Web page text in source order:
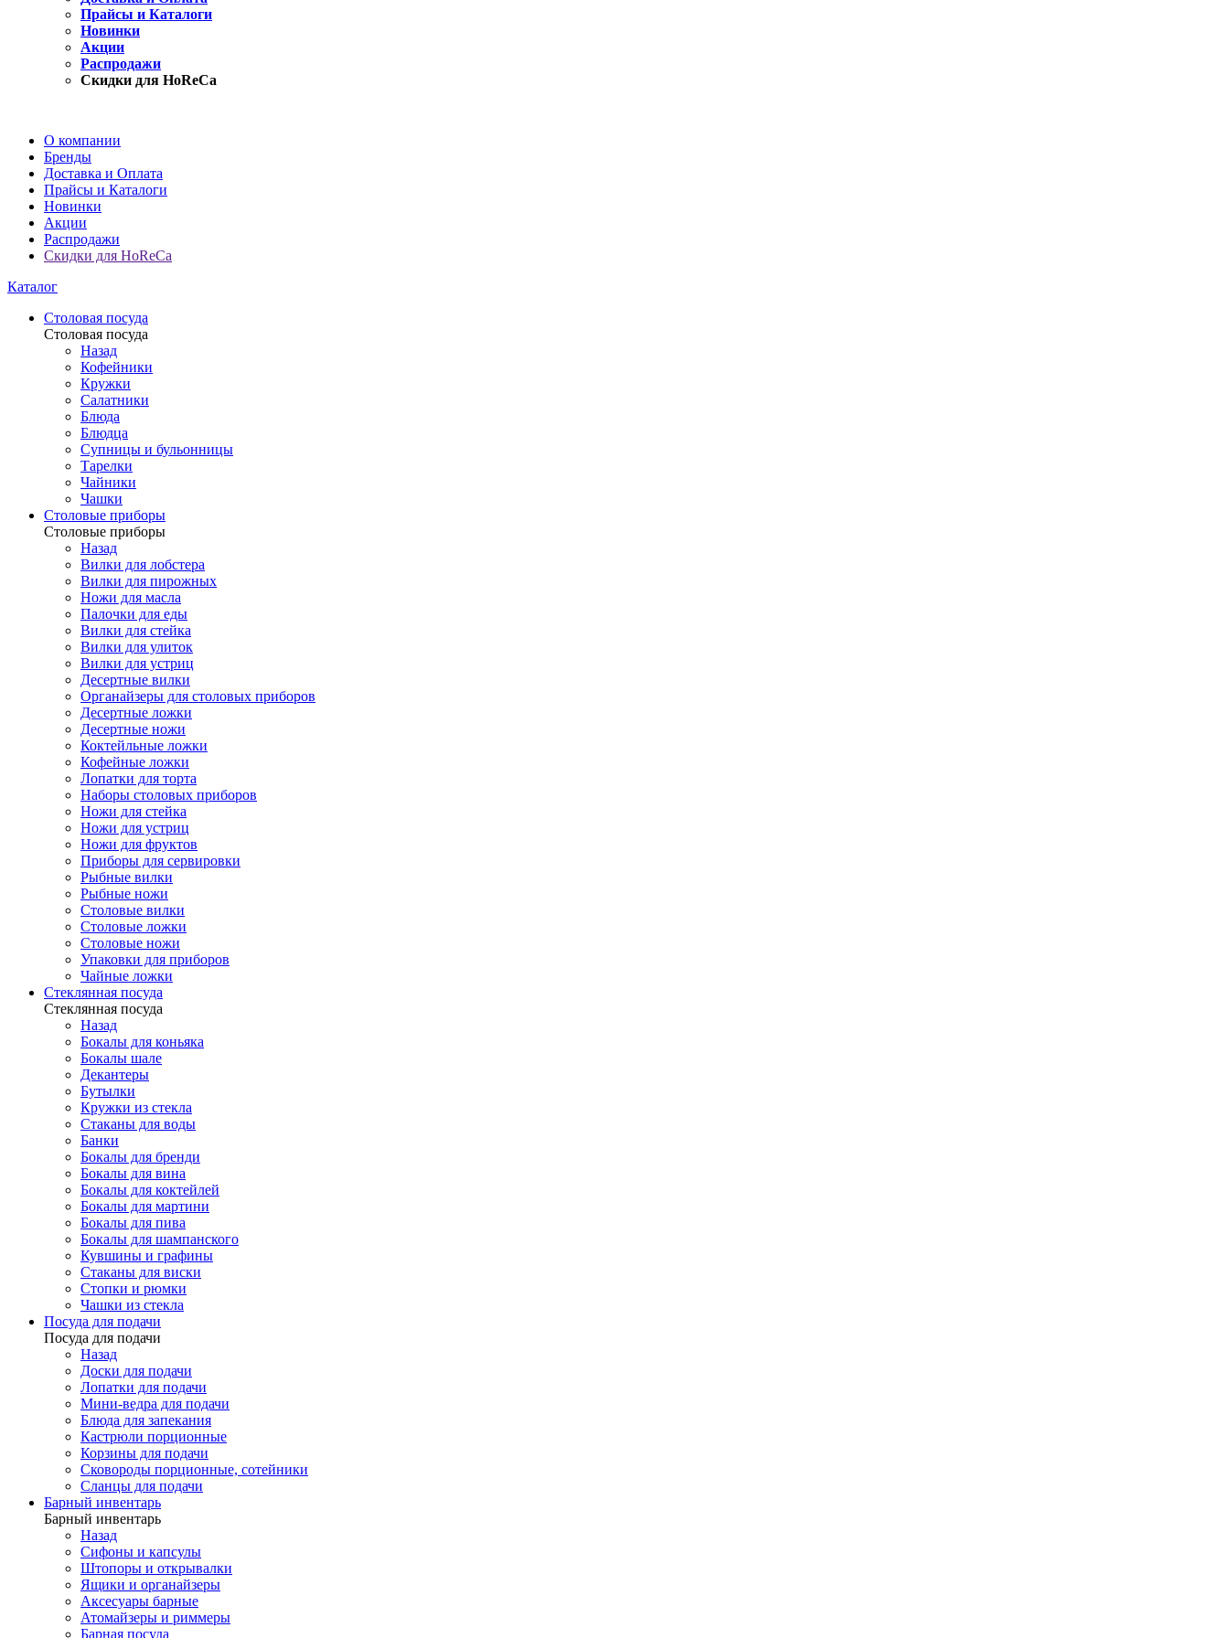
Прайсы и Каталоги
Новинки
Акции
Распродажи
Скидки для HoReCa
О компании
Бренды
Доставка и Оплата
Прайсы и Каталоги
Новинки
Акции
Распродажи
Скидки для HoReCa
Каталог
Столовая посуда
Столовая посуда
Назад
Кофейники
Кружки
Салатники
Блюда
Блюдца
Супницы и бульонницы
Тарелки
Чайники
Чашки
Cтоловые приборы
Cтоловые приборы
Назад
Вилки для лобстера
Вилки для пирожных
Ножи для масла
Палочки для еды
Вилки для стейка
Вилки для улиток
Вилки для устриц
Десертные вилки
Органайзеры для столовых приборов
Десертные ложки
Десертные ножи
Коктейльные ложки
Кофейные ложки
Лопатки для торта
Наборы столовых приборов
Ножи для стейка
Ножи для устриц
Ножи для фруктов
Приборы для сервировки
Рыбные вилки
Рыбные ножи
Столовые вилки
Столовые ложки
Столовые ножи
Упаковки для приборов
Чайные ложки
Стеклянная посуда
Стеклянная посуда
Назад
Бокалы для коньяка
Бокалы шале
Декантеры
Бутылки
Кружки из стекла
Стаканы для воды
Банки
Бокалы для бренди
Бокалы для вина
Бокалы для коктейлей
Бокалы для мартини
Бокалы для пива
Бокалы для шампанского
Кувшины и графины
Стаканы для виски
Стопки и рюмки
Чашки из стекла
Посуда для подачи
Посуда для подачи
Назад
Доски для подачи
Лопатки для подачи
Мини-ведра для подачи
Блюда для запекания
Кастрюли порционные
Корзины для подачи
Сковороды порционные, сотейники
Сланцы для подачи
Барный инвентарь
Барный инвентарь
Назад
Сифоны и капсулы
Штопоры и открывалки
Ящики и органайзеры
Аксесуары барные
Атомайзеры и риммеры
Барная посуда